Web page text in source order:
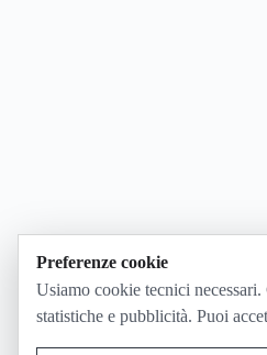
Preferenze cookie
Usiamo cookie tecnici
statistiche e pubblicità. Puoi